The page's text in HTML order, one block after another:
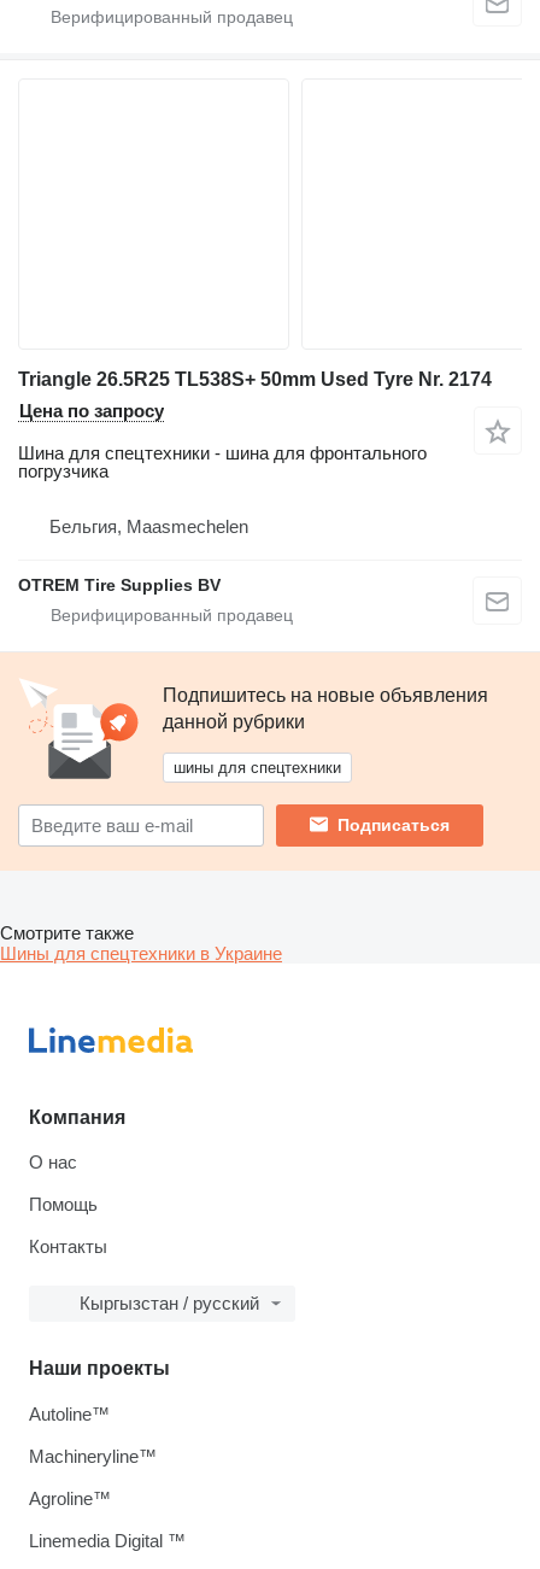
Triangle 26.5R25 TL538S+ 50mm Used Tyre Nr. 2174
Цена по запросу
Шина для спецтехники - шина для фронтального
погрузчика
Бельгия, Maasmechelen
OTREM Tire Supplies BV
Подпишитесь на новые объявления
данной рубрики
шины для спецтехники
Подписаться
Смотрите также
Шины для спецтехники в Украине
Компания
О нас
Помощь
Контакты
Кыргызстан / русский
Наши проекты
Autoline™
Machineryline™
Agroline™
Linemedia Digital ™